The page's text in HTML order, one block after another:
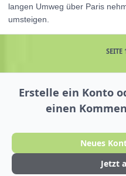
langen Umweg über Paris
umsteigen.
SEITE
Erstelle ein Konto
einen
Neues
Jetzt